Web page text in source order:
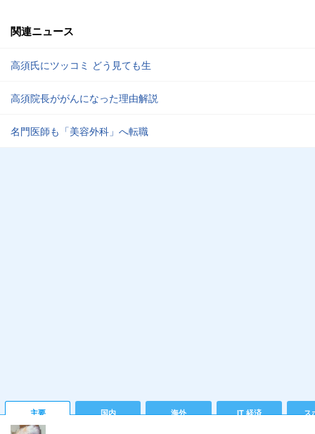
関連ニュース
高須氏にツッコミ どう見ても生
高須院長ががんになった理由解説
名門医師も「美容外科」へ転職
主要 国内 海外 IT 経済 ス